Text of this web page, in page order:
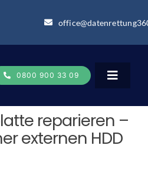
0800 900 33 09
Toggle
reparieren –
externen HDD